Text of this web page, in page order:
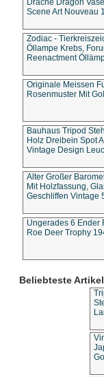
Drache Dragon
Scene Art Nouveau
Zodiac -
Öllampe Krebs,
Reenactment
Originale Meissen
Rosenmuster Mit
Bauhaus Tripod
Holz Dreibein Spot
Vintage Design
Alter Großer
Mit Holzfassung,
Geschliffen Vintage
Ungerades 6 Ender
Roe Deer Trophy
Beliebteste